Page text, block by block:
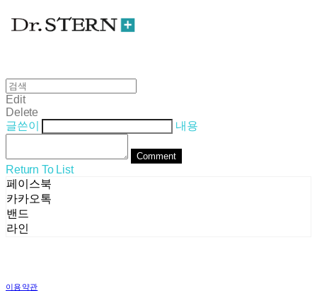
Edit
Delete
글쓴이
내용
Comment
Return To List
페이스북
카카오톡
밴드
라인
이용약관